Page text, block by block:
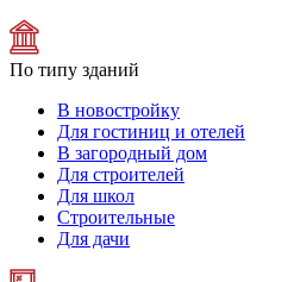
По типу зданий
В новостройку
Для гостиниц и отелей
В загородный дом
Для строителей
Для школ
Строительные
Для дачи